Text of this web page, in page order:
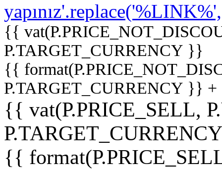
{{
P.TARGET_CURRENCY }}
{{
P.TARGET_CURRENCY }}
{{ vat(P.PRICE_SELL,
{{